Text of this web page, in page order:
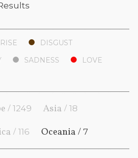
DISGUST
SADNESS
LOVE
/ 1249 Asia / 18
/ 116 Oceania / 7